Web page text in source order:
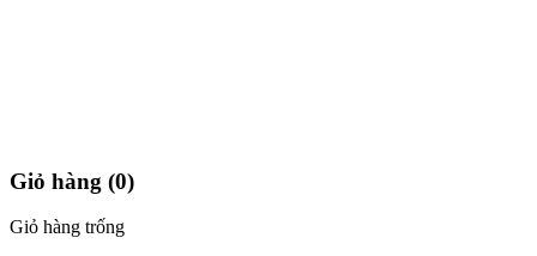
Giỏ hàng (0)
Giỏ hàng trống